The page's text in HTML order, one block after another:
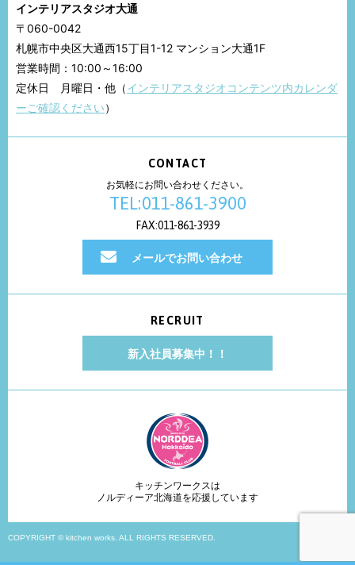
インテリアスタジオ大通
〒060-0042
札幌市中央区大通西15丁目1-12 マンション大通1F
営業時間：10:00～16:00
定休日 月曜日・他（インテリアスタジオコンテンツ内カレンダ
ーご確認ください）
CONTACT
お気軽にお問い合わせください。
TEL:011-861-3900
FAX:011-861-3939
メールでお問い合わせ
RECRUIT
新入社員募集中！！
キッチンワークスは
ノルディーア北海道を応援しています
COPYRIGHT © kitchen works. ALL RIGHTS RESERVED.